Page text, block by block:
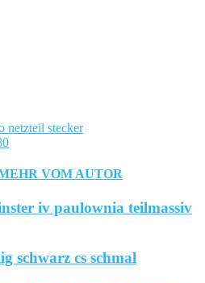
netzteil stecker
VOM AUTOR
iv paulownia teilmassiv
schwarz cs schmal